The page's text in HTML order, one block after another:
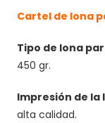
Cartel de lona
Tipo de lona
450 gr.
Impresión de la
alta calidad.